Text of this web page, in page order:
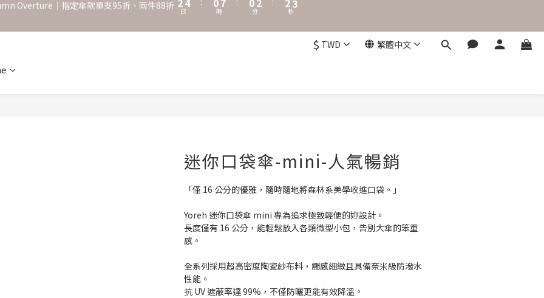
˖⋆꙳𝜗𝜚꙳. Shefa 沃野棕4款 全新上市˖⋆꙳𝜗𝜚꙳
02
0
5
3
0
00
‧⁺ ⊹˚. 台灣地區任選兩支傘免運 ⁺ ⊹˚.
$ TWD 繁體中文
迷你口袋傘-mini-人氣暢銷
「僅 16 公分的優雅，隨時隨地將森林系美學收進口袋。」
Yoreh 迷你口袋傘 mini 專為追求極致輕便的妳設計。
長度僅有 16 公分，能輕鬆放入各類微型小包，告別大傘的笨重
感。
全系列採用超高密度陶瓷紗布料，觸感細緻且具備奈米級防潑水
性能。
抗 UV 遮蔽率達 99%，不僅防曬更能有效降溫。